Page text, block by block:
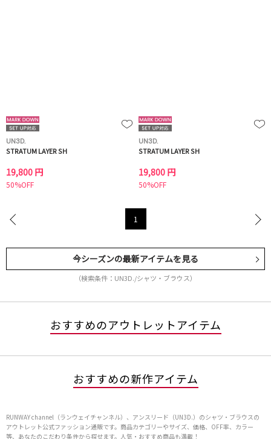
UN3D.
STRATUM LAYER SH
19,800 円
50%OFF
UN3D.
STRATUM LAYER SH
19,800 円
50%OFF
1
今シーズンの最新アイテムを見る
（検索条件：UN3D./シャツ・ブラウス）
おすすめのアウトレットアイテム
おすすめの新作アイテム
RUNWAY channel（ランウェイチャンネル）、アンスリード（UN3D.）のシャツ・ブラウスの
アウトレット公式ファッション通販です。商品カテゴリーやサイズ、価格、OFF率、カラー
等、あなたのこだわり条件から探せます。人気・おすすめ商品も満載！